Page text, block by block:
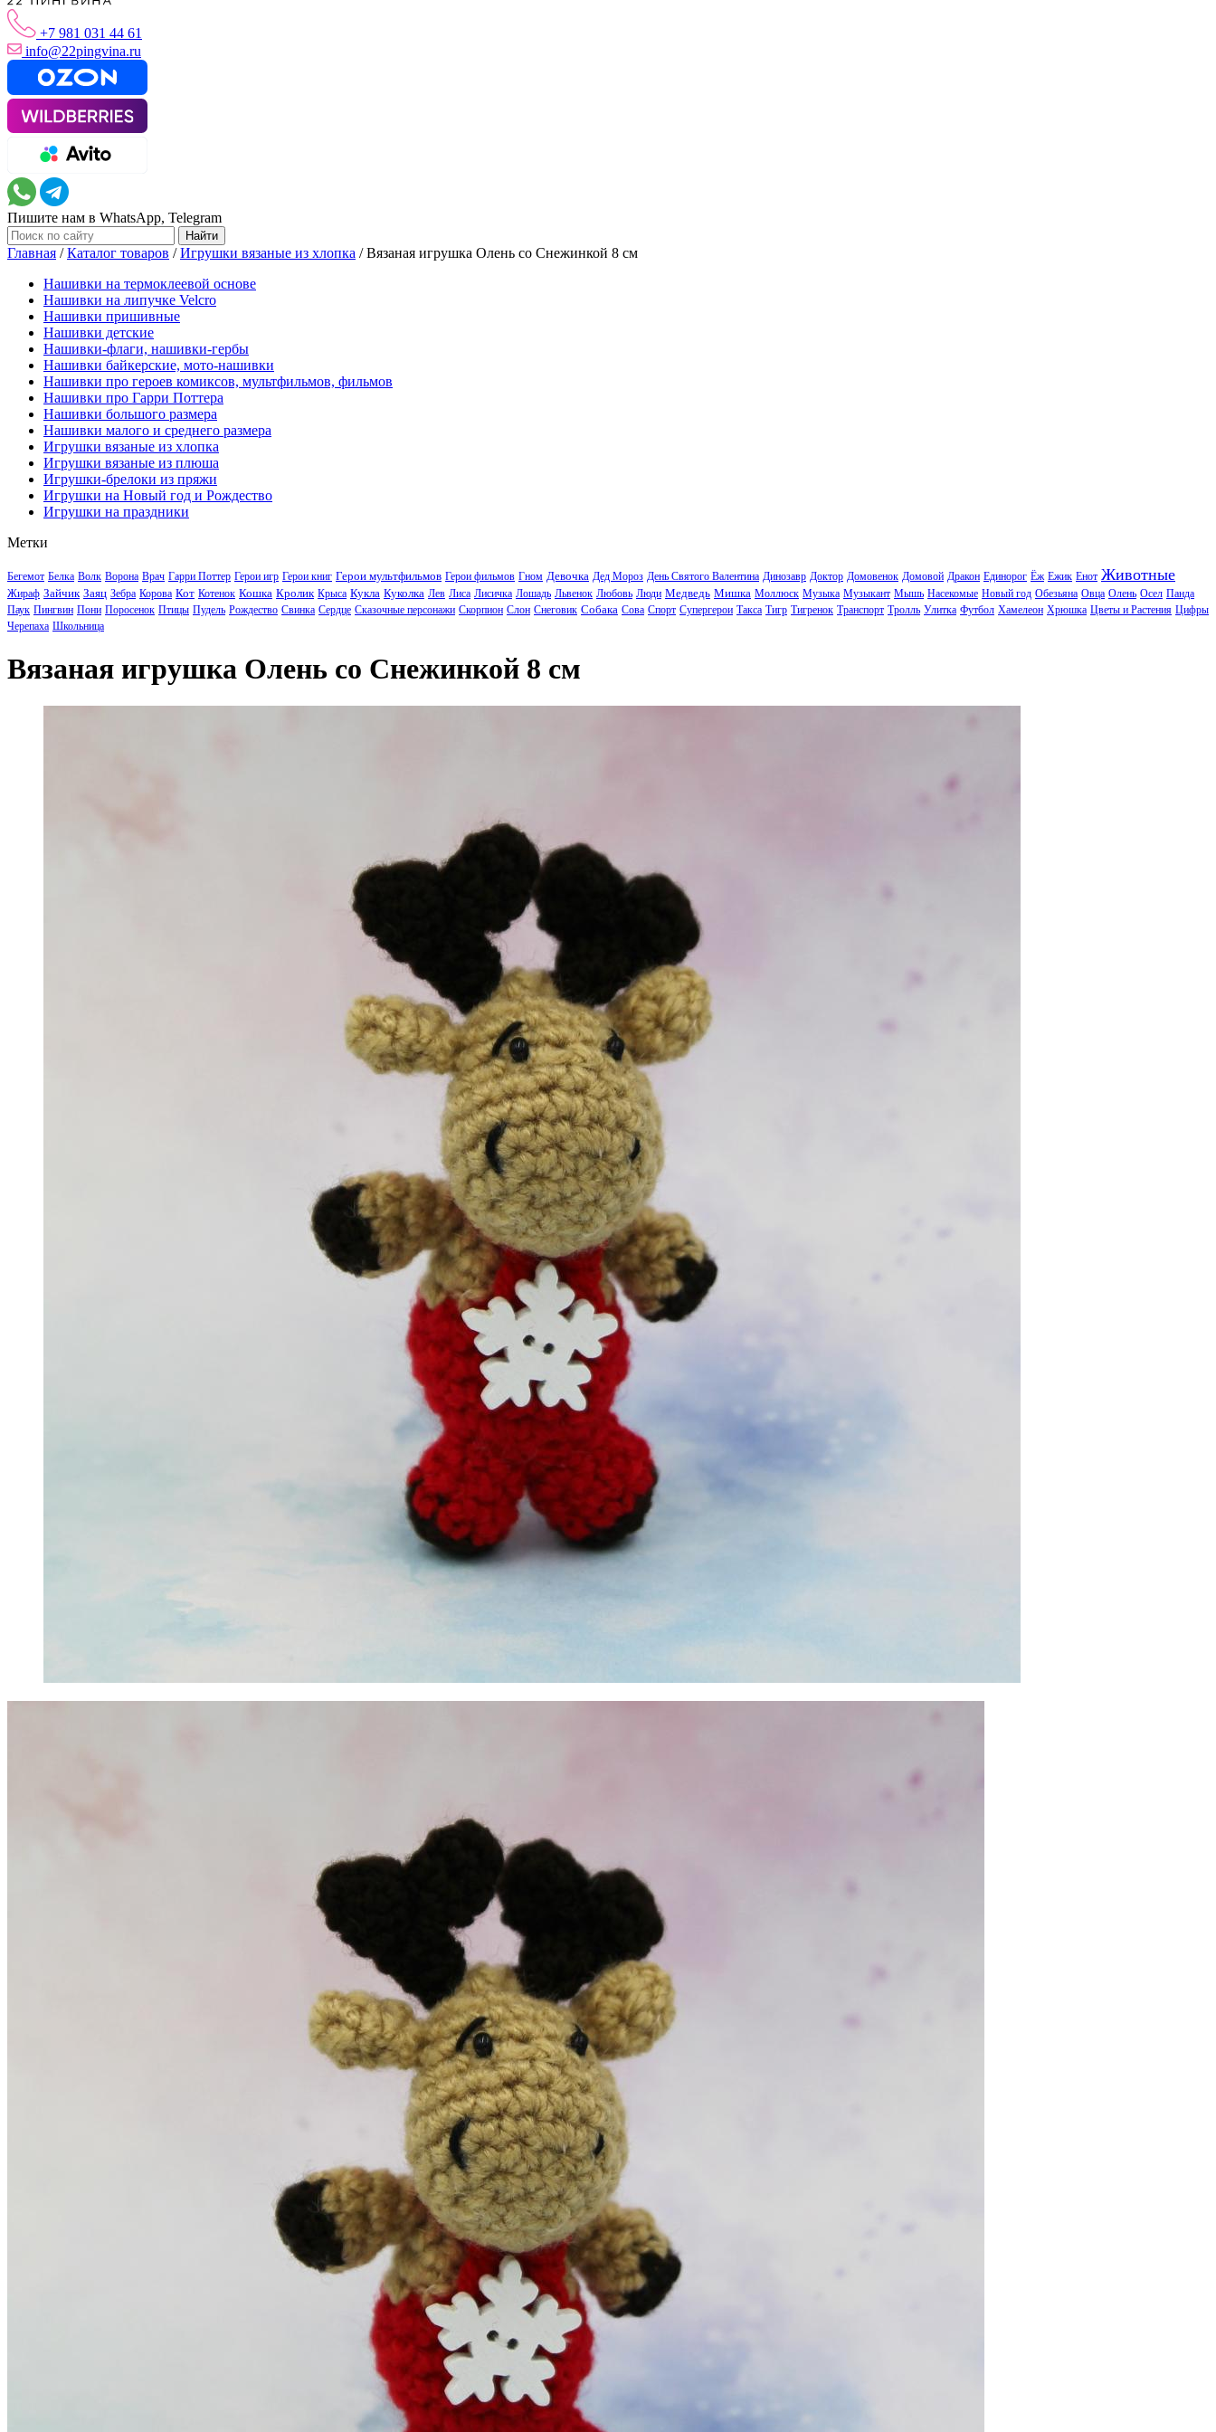
+7 981 031 44 61
info@22pingvina.ru
Пишите нам в WhatsApp, Telegram
Главная /Каталог товаров /Игрушки вязаные из хлопка /Вязаная игрушка Олень со Снежинкой 8 см
Нашивки на термоклеевой основе
Нашивки на липучке Velcro
Нашивки пришивные
Нашивки детские
Нашивки-флаги, нашивки-гербы
Нашивки байкерские, мото-нашивки
Нашивки про героев комиксов, мультфильмов, фильмов
Нашивки про Гарри Поттера
Нашивки большого размера
Нашивки малого и среднего размера
Игрушки вязаные из хлопка
Игрушки вязаные из плюша
Игрушки-брелоки из пряжи
Игрушки на Новый год и Рождество
Игрушки на праздники
Метки
Бегемот Белка Волк Ворона Врач Гарри Поттер Герои игр Герои книг Герои мультфильмов Герои фильмов Гном Девочка Дед Мороз День Святого Валентина Динозавр Доктор Домовенок Домовой Дракон Единорог Ёж Ежик Енот Животные
Жираф Зайчик Заяц Зебра Корова Кот Котенок Кошка Кролик Крыса Кукла Куколка Лев Лиса Лисичка Лошадь Львенок Любовь Люди Медведь Мишка Моллюск Музыка Музыкант Мышь Насекомые Новый год Обезьяна Овца Олень Осел Панда
Паук Пингвин Пони Поросенок Птицы Пудель Рождество Свинка Сердце Сказочные персонажи Скорпион Слон Снеговик Собака Сова Спорт Супергерои Такса Тигр Тигренок Транспорт Тролль Улитка Футбол Хамелеон Хрюшка Цветы и Растения Цифры
Черепаха Школьница
Вязаная игрушка Олень со Снежинкой 8 см